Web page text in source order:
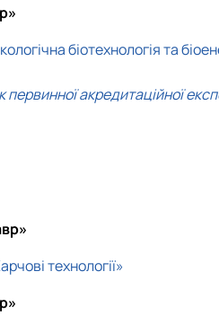
біотехнологія та
акредитаційної
технології»